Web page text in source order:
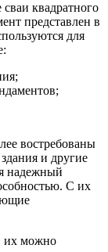
квадратного
представлен в
для
востребованы
и другие
надежный
С их
их можно